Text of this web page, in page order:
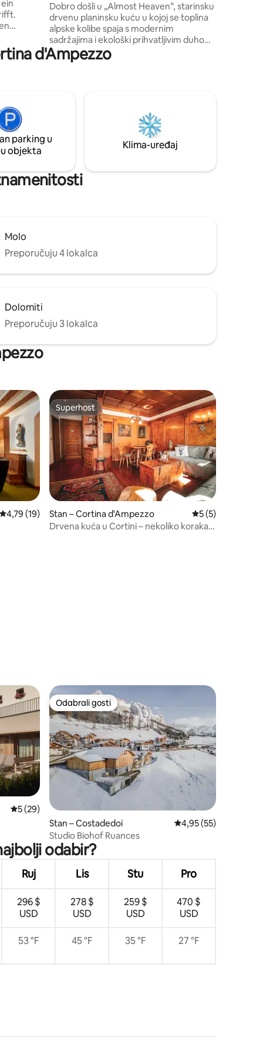
wurde
Dolomitima
Dobro došli u „Almost Heaven”, starinsku
drvenu planinsku kuću u kojoj se toplina
alpske kolibe spaja s modernim
sadržajima i ekološki prihvatljivim duhom.
Opustite se u kadi za dvoje inspiriranoj
rijekom Rio Bianco. Oko vas samo
romantične putnike ili one koji
jednostavno žele isključiti i udahnuti svjež
zrak.
d'Ampezzo
parking u
objekta
Klima-uređaj
Molo
Preporučuju 4 lokalca
Dolomiti
Preporučuju 3 lokalca
Prosječna ocjena: 4,79/5, recenzija: 19
4,79 (19)
Superhost
Superhost
Stan – Cortina d'Ampezzo Prosječna
5 (5)
Drvena kuća u Cortini – nekoliko koraka
„Odabrali gosti”
Prosječna ocjena: 5/5, recenzija: 29
5 (29)
Odabrali gosti
Odabrali gosti
Stan – Costadedoi Prosječna ocjena:
4,95 (55)
Studio Biohof Ruances
odabir?
Ruj Lis Stu Pro
296 $
USD
278 $
USD
259 $
USD
470 $
USD
53 °F 45 °F 35 °F 27 °F